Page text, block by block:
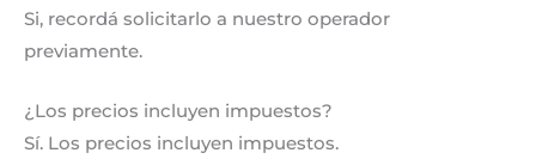
Si, recordá solicitarlo a nuestro operador
previamente.
¿Los precios incluyen impuestos?
Sí. Los precios incluyen impuestos.